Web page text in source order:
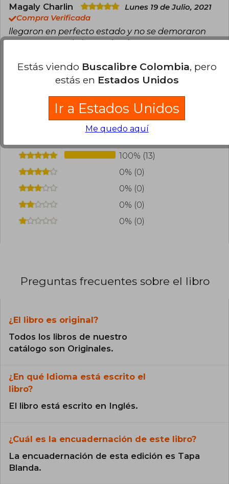
Magaly Charlin
Lunes 19 de Julio, 2021
Compra Verificada
llegaron en perfecto estado y no se demoraron
tanto a pesar de la pandemia
Esta opinión es útil 0 No es útil
Cargar más opiniones del libro
agregar tu propia evaluación.
100% (13)
0% (0)
0% (0)
0% (0)
0% (0)
Preguntas frecuentes sobre el libro
¿El libro es original?
Todos los libros de nuestro
catálogo son Originales.
¿En qué Idioma está escrito el
libro?
El libro está escrito en Inglés.
¿Cuál es la encuadernación de este libro?
La encuadernación de esta edición es Tapa
Blanda.
Estás viendo Buscalibre Colombia, pero
estás en Estados Unidos
Ir a Estados Unidos
Me quedo aquí